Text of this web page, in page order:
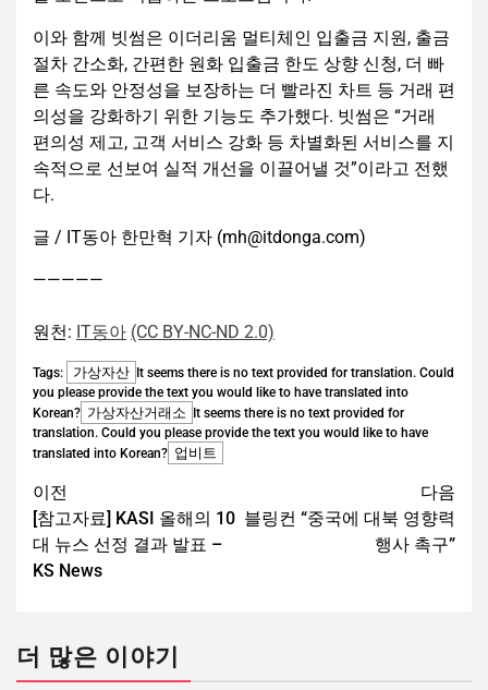
이와 함께 빗썸은 이더리움 멀티체인 입출금 지원, 출금
절차 간소화, 간편한 원화 입출금 한도 상향 신청, 더 빠
른 속도와 안정성을 보장하는 더 빨라진 차트 등 거래 편
의성을 강화하기 위한 기능도 추가했다. 빗썸은 “거래
편의성 제고, 고객 서비스 강화 등 차별화된 서비스를 지
속적으로 선보여 실적 개선을 이끌어낼 것”이라고 전했
다.
글 / IT동아 한만혁 기자 (mh@itdonga.com)
—————
원천: IT동아 (CC BY-NC-ND 2.0)
Tags: 가상자산
It seems there is no text provided for translation. Could
you please provide the text you would like to have translated into
Korean? 가상자산거래소
It seems there is no text provided for
translation. Could you please provide the text you would like to have
translated into Korean? 업비트
이전
[참고자료] KASI 올해의 10
대 뉴스 선정 결과 발표 –
KS News
다음
블링컨 “중국에 대북 영향력
행사 촉구”
더 많은 이야기